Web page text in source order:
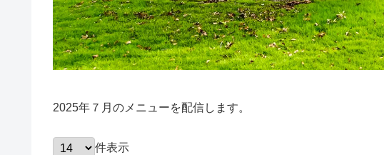
2025年７月のメニューを配信します。
件表示